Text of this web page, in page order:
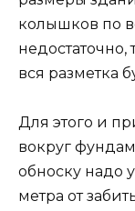
колышков по
недостаточно,
вся разметка
Для этого и
вокруг
обноску надо
метра от